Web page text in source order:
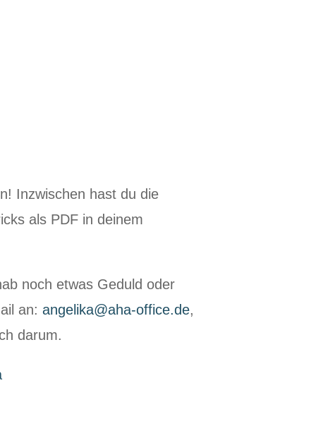
Inzwischen hast du die
als PDF in deinem
noch etwas Geduld oder
an: angelika@aha-office.de,
darum.